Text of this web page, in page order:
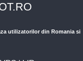
utilizatorilor din Romania si